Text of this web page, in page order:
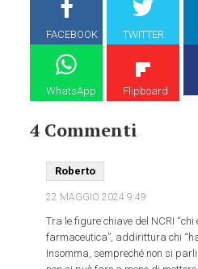
FACEBOOK TWITTER
WhatsApp Flipboard
4 Commenti
Roberto
22 MAGGIO 20249:49
Tra le figure chiave del NCRI
farmaceutica”, addirittura chi
Insomma, sempreché non si